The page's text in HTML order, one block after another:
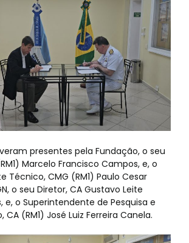
presentes pela Fundação, o seu
Marcelo Francisco Campos, e, o
Técnico, CMG (RM1) Paulo Cesar
o seu Diretor, CA Gustavo Leite
e, o Superintendente de Pesquisa e
(RM1) José Luiz Ferreira Canela.